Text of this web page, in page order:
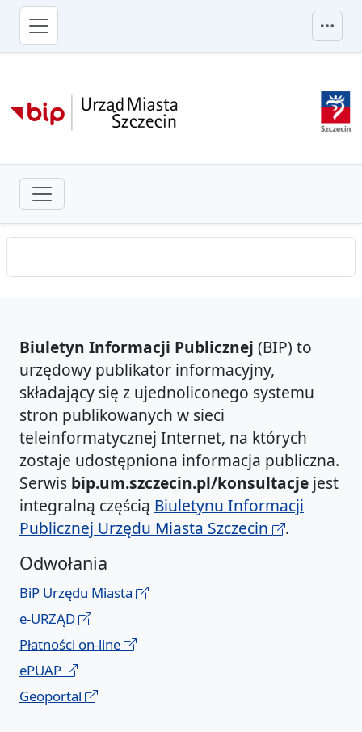
przejdź do głównego menu
Biuletyn Informacji Publicznej (BIP) to
urzędowy publikator informacyjny,
składający się z ujednoliconego systemu
stron publikowanych w sieci
teleinformatycznej Internet, na których
zostaje udostępniona informacja publiczna.
Serwis bip.um.szczecin.pl/konsultacje jest
integralną częścią Biuletynu Informacji
Publicznej Urzędu Miasta Szczecin
.
Odwołania
BiP Urzędu Miasta
e-URZĄD
Płatności on-line
ePUAP
Geoportal